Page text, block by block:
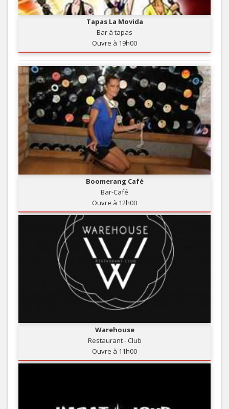
Tapas La Movida
Bar à tapas
Ouvre à 19h00
Boomerang Café
Bar-Café
Ouvre à 12h00
Warehouse
Restaurant - Club
Ouvre à 11h00